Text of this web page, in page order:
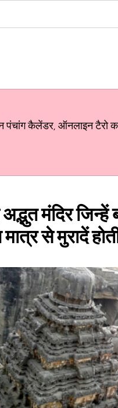
कैलेंडर, ऑनलाइन टैरो
मंदिर
से मुरादें